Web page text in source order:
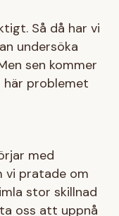
Så då har vi
undersöka
sen kommer
här problemet
med
vi pratade om
stor skillnad
oss att uppnå